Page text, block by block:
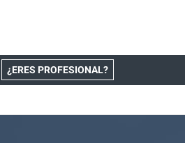
¿ERES PROFESIONAL?